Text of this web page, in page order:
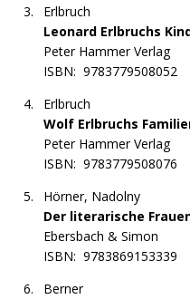
Erlbruch
Leonard Erlbruchs
Peter Hammer Verlag
ISBN: 9783779508052
Erlbruch
Wolf Erlbruchs
Peter Hammer Verlag
ISBN: 9783779508076
Hörner, Nadolny
Der literarische
Ebersbach & Simon
ISBN: 9783869153339
Berner